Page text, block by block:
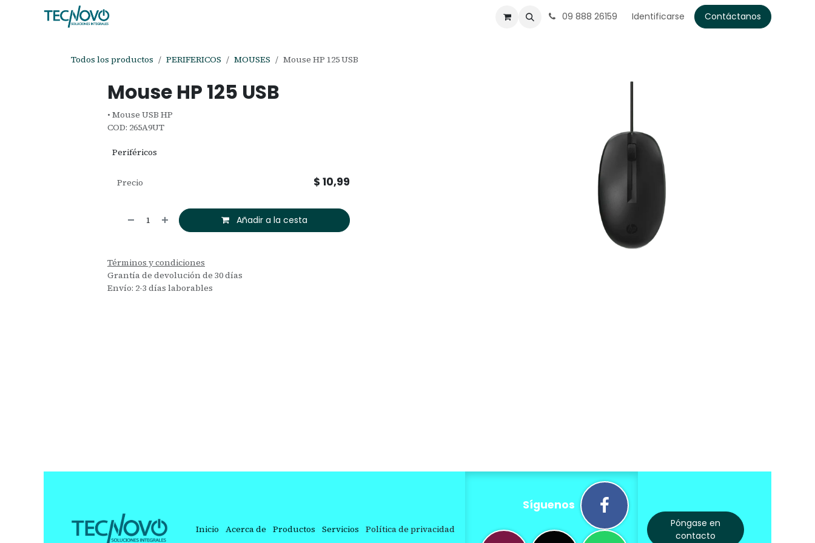
09 888 26159 Identificarse Contáctanos
Todos los productos PERIFERICOS MOUSES Mouse HP 125 USB
Mouse HP 125 USB
• Mouse USB HP
COD: 265A9UT
Periféricos
Añadir a la cesta
Precio $10,99
Términos y condiciones
Grantía de devolución de 30 días
Envío: 2-3 días laborables
Inicio Acerca de Productos Servicios Política de privacidad
Síguenos
Póngase en
contacto